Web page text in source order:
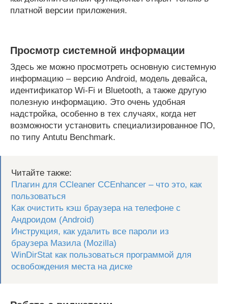
платной версии приложения.
Просмотр системной информации
Здесь же можно просмотреть основную системную
информацию – версию Android, модель девайса,
идентификатор Wi-Fi и Bluetooth, а также другую
полезную информацию. Это очень удобная
надстройка, особенно в тех случаях, когда нет
возможности установить специализированное ПО,
по типу Antutu Benchmark.
Читайте также:
Плагин для CCleaner CCEnhancer – что это, как
пользоваться
Как очистить кэш браузера на телефоне с
Андроидом (Android)
Инструкция, как удалить все пароли из
браузера Мазила (Mozilla)
WinDirStat как пользоваться программой для
освобождения места на диске